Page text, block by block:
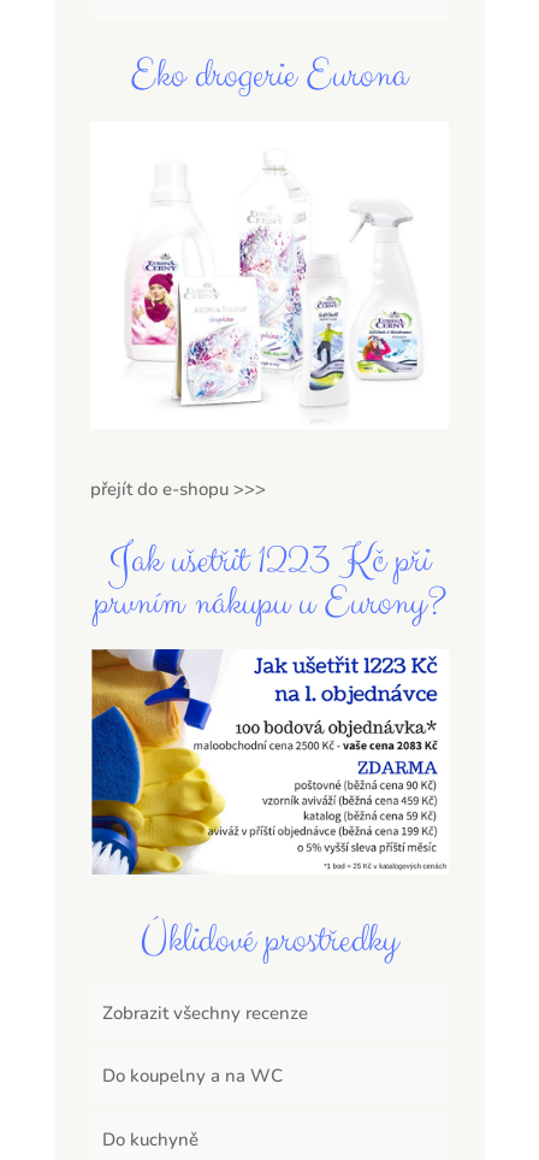
Eko drogerie Eurona
přejít do e-shopu >>>
Jak ušetřit 1223 Kč při
prvním nákupu u Eurony?
Úklidové prostředky
Zobrazit všechny recenze
Do koupelny a na WC
Do kuchyně